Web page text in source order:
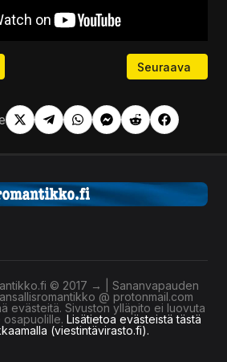
Ihmiskunnan DNA-aktivaatio -
Seuraava
Seuraava
© 2017 → | Sananvapauden
@ protonmail.com
evästeitä. Sivuston ylläpito ei luovuta
Lisätietoa evästeistä tästä
(viestintävirasto.fi).